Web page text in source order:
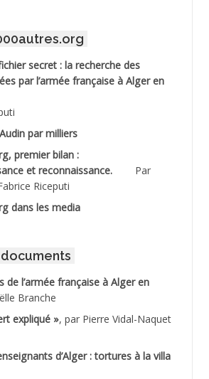
Ahmed
ben Kaddour
dit le Coiffeur
secret : la recherche des
par l’armée française à Alger en
par milliers
premier bilan :
et reconnaissance.
Par
Riceputi
dans les media
de l’armée française à Alger en
Branche
expliqué », par Pierre Vidal-Naquet
d’Alger : tortures à la villa